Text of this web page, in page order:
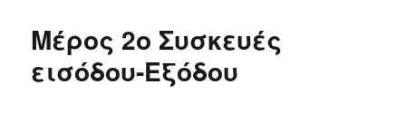
Μέρος 2ο Συσκευές
εισόδου-Εξόδου